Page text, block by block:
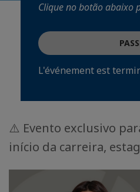
Clique no botão abaixo
L'événement est
⚠️ Evento exclusivo
início da carreira,